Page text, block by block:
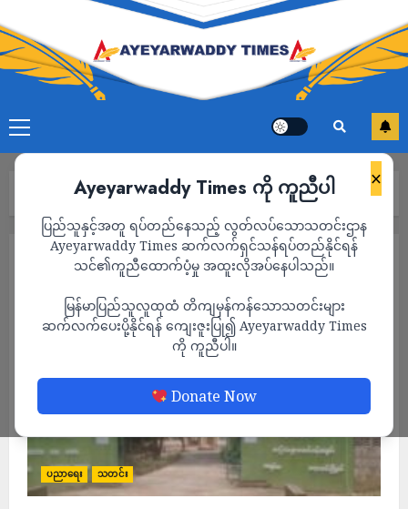
×
Ayeyarwaddy Times ကို ကူညီပါ
ပြည်သူနှင့်အတူ ရပ်တည်နေသည့် လွတ်လပ်သောသတင်းဌာန
Ayeyarwaddy Times ဆက်လက်ရှင်သန်ရပ်တည်နိုင်ရန်
သင်၏ကူညီထောက်ပံ့မှု အထူးလိုအပ်နေပါသည်။
မြန်မာပြည်သူလူထုထံ တိကျမှန်ကန်သောသတင်းများ
ဆက်လက်ပေးပို့နိုင်ရန် ကျေးဇူးပြု၍ Ayeyarwaddy Times
ကို ကူညီပါ။
Donate Now
ပညာရေး Page 2
ပညာရေး
ပညာရေး သတင်း